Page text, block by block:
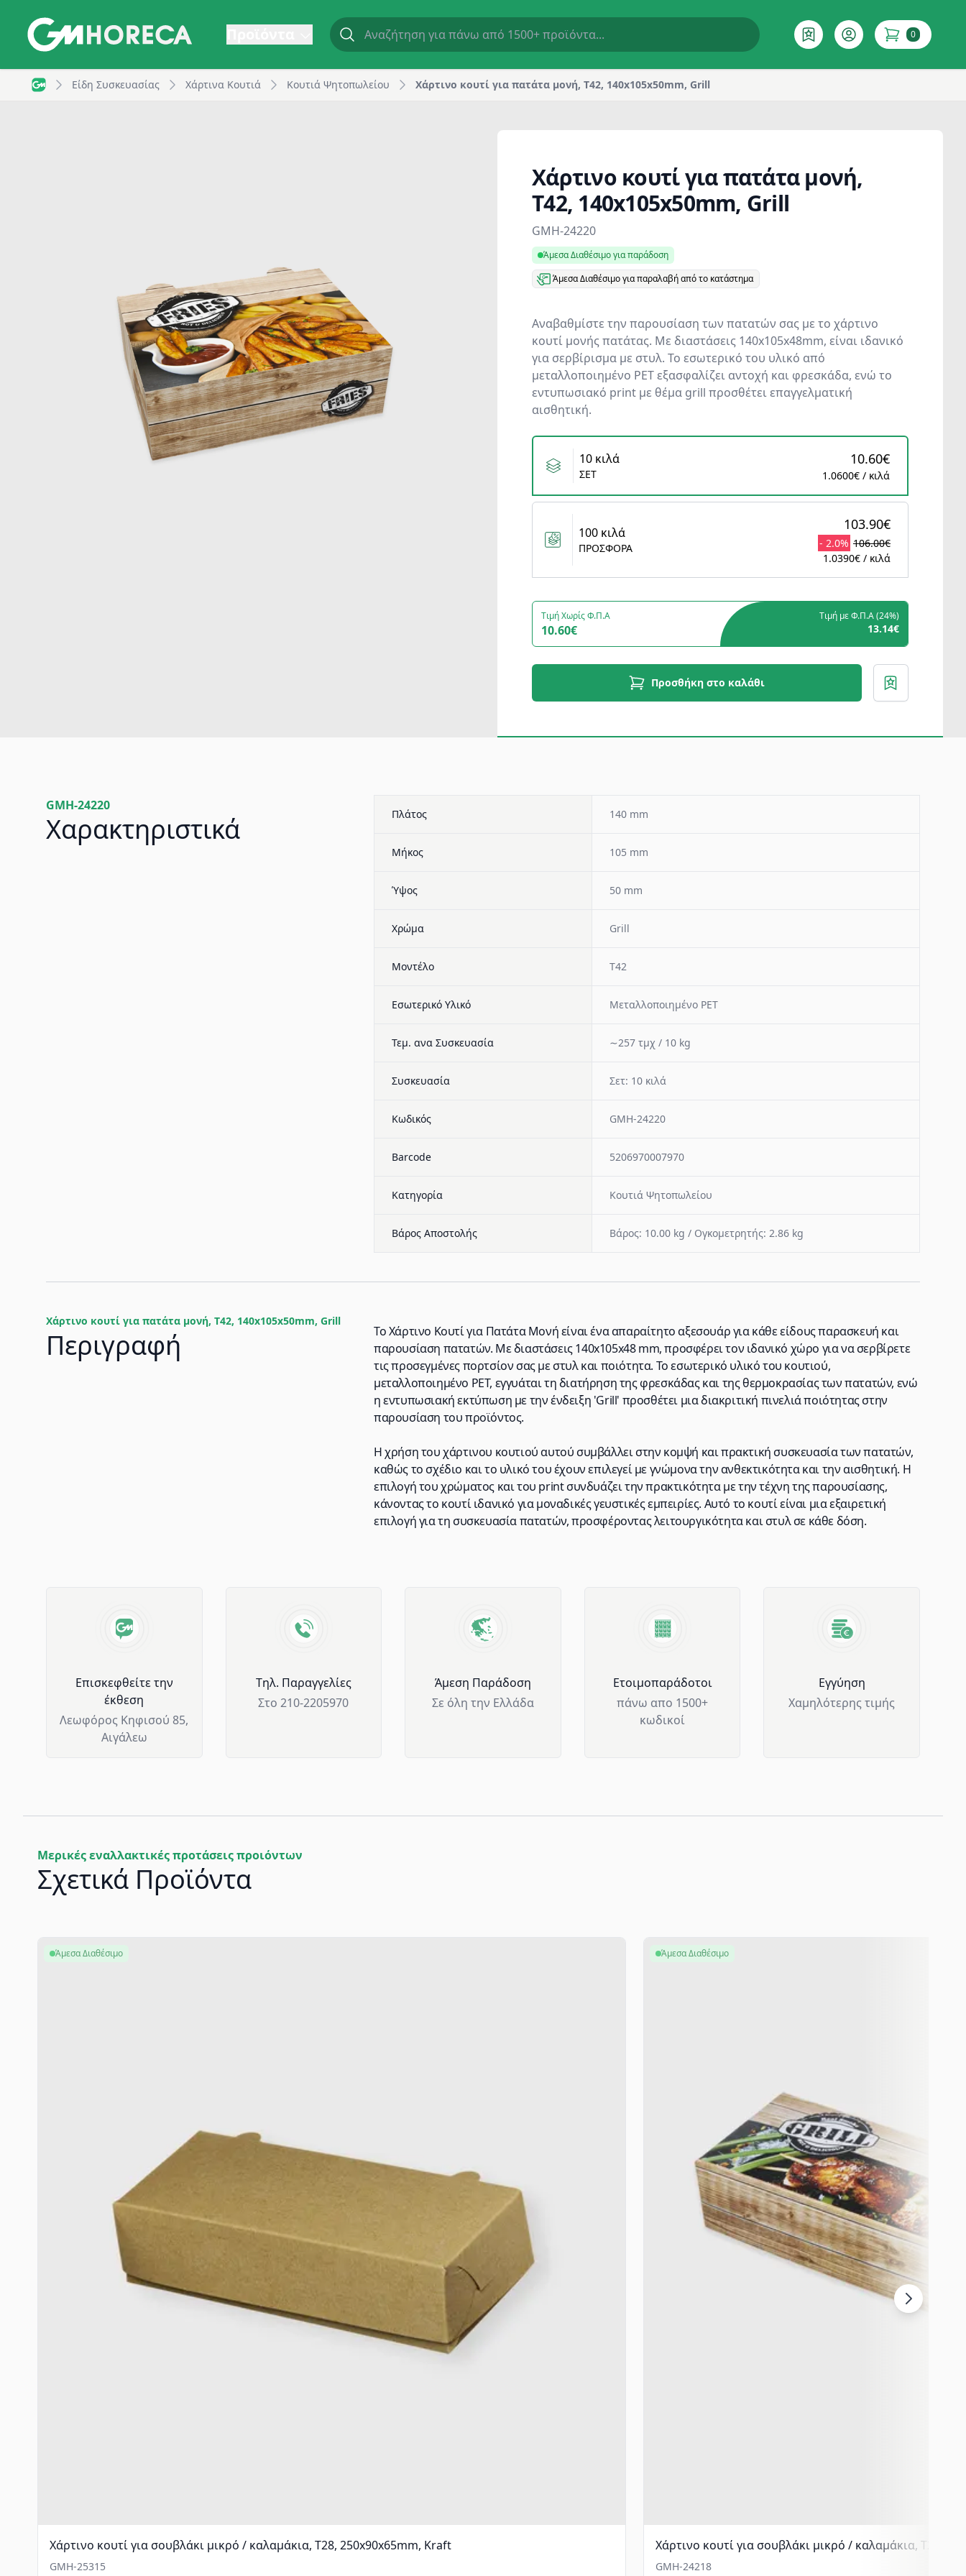
Χάρτινο κουτί για πατάτα μονή, T42, 140x105x50mm, Grill | GM Horeca ΕπιθυμητόAccount 0
items in cart
Είδη Συσκευασίας Χάρτινα Κουτιά Κουτιά Ψητοπωλείου Χάρτινο κουτί για πατάτα μονή, T42, 140x105x50mm, Grill
Χάρτινο κουτί για πατάτα μονή,
T42, 140x105x50mm, Grill
Product information
GMH-24220
Άμεσα Διαθέσιμο για παράδοση
Άμεσα Διαθέσιμο για παραλαβή από το κατάστημα
Αναβαθμίστε την παρουσίαση των πατατών σας με το χάρτινο
κουτί μονής πατάτας. Με διαστάσεις 140x105x48mm, είναι ιδανικό
για σερβίρισμα με στυλ. Το εσωτερικό του υλικό από
μεταλλοποιημένο PET εξασφαλίζει αντοχή και φρεσκάδα, ενώ το
εντυπωσιακό print με θέμα grill προσθέτει επαγγελματική
αισθητική.
Variants
10 κιλά
ΣΕΤ
10.60€
1.0600€ / κιλά
100 κιλά
ΠΡΟΣΦΟΡΑ
103.90€
- 2.0% 106.00€
1.0390€ / κιλά
Τιμή Χωρίς Φ.Π.Α
10.60€
Τιμή με Φ.Π.Α (24%)
13.14€
Προσθήκη στο καλάθι
GMH-24220
Χαρακτηριστικά Πλάτος 140 mm
Μήκος 105 mm
Ύψος 50 mm
Χρώμα Grill
Μοντέλο T42
Εσωτερικό Υλικό Μεταλλοποιημένο PET
Τεμ. ανα Συσκευασία ∼257 τμχ / 10 kg
Συσκευασία Σετ: 10 κιλά
Κωδικός GMH-24220
Barcode 5206970007970
Κατηγορία Κουτιά Ψητοπωλείου
Βάρος Αποστολής Βάρος: 10.00 kg / Ογκομετρητής: 2.86 kg
Χάρτινο κουτί για πατάτα μονή, T42, 140x105x50mm, Grill
Περιγραφή
Το Χάρτινο Κουτί για Πατάτα Μονή είναι ένα απαραίτητο αξεσουάρ για κάθε είδους παρασκευή και
παρουσίαση πατατών. Με διαστάσεις 140x105x48 mm, προσφέρει τον ιδανικό χώρο για να σερβίρετε
τις προσεγμένες πορτσίον σας με στυλ και ποιότητα. Το εσωτερικό υλικό του κουτιού,
μεταλλοποιημένο PET, εγγυάται τη διατήρηση της φρεσκάδας και της θερμοκρασίας των πατατών, ενώ
η εντυπωσιακή εκτύπωση με την ένδειξη 'Grill' προσθέτει μια διακριτική πινελιά ποιότητας στην
παρουσίαση του προϊόντος.
Η χρήση του χάρτινου κουτιού αυτού συμβάλλει στην κομψή και πρακτική συσκευασία των πατατών,
καθώς το σχέδιο και το υλικό του έχουν επιλεγεί με γνώμονα την ανθεκτικότητα και την αισθητική. Η
επιλογή του χρώματος και του print συνδυάζει την πρακτικότητα με την τέχνη της παρουσίασης,
κάνοντας το κουτί ιδανικό για μοναδικές γευστικές εμπειρίες. Αυτό το κουτί είναι μια εξαιρετική
επιλογή για τη συσκευασία πατατών, προσφέροντας λειτουργικότητα και στυλ σε κάθε δόση.
Επισκεφθείτε την
έκθεση
Λεωφόρος Κηφισού 85,
Αιγάλεω
Tηλ. Παραγγελίες
Στο 210-2205970
Άμεση Παράδοση
Σε όλη την Ελλάδα
Ετοιμοπαράδοτοι
πάνω απο 1500+
κωδικοί
Eγγύηση
Χαμηλότερης τιμής
Μερικές εναλλακτικές προτάσεις προιόντων
Σχετικά Προϊόντα
Χάρτινο κουτί για σουβλάκι μικρό / καλαμάκια, T28, 250x90x65mm, Kraft
GMH-25315
Άμεσα Διαθέσιμο
Χάρτινο κουτί για σουβλάκι μικρό / καλαμάκια, T28,
GMH-24218
Άμεσα Διαθέσιμο